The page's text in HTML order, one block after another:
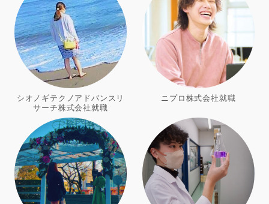
シオノギテクノアドバンスリ
サーチ株式会社就職
ニプロ株式会社就職